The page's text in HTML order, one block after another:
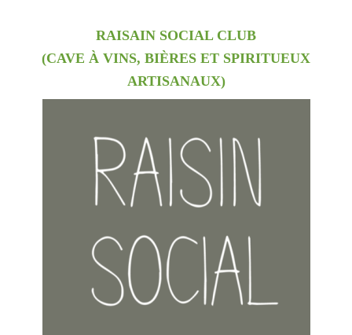
RAISAIN SOCIAL CLUB
(CAVE À VINS, BIÈRES ET SPIRITUEUX
ARTISANAUX)